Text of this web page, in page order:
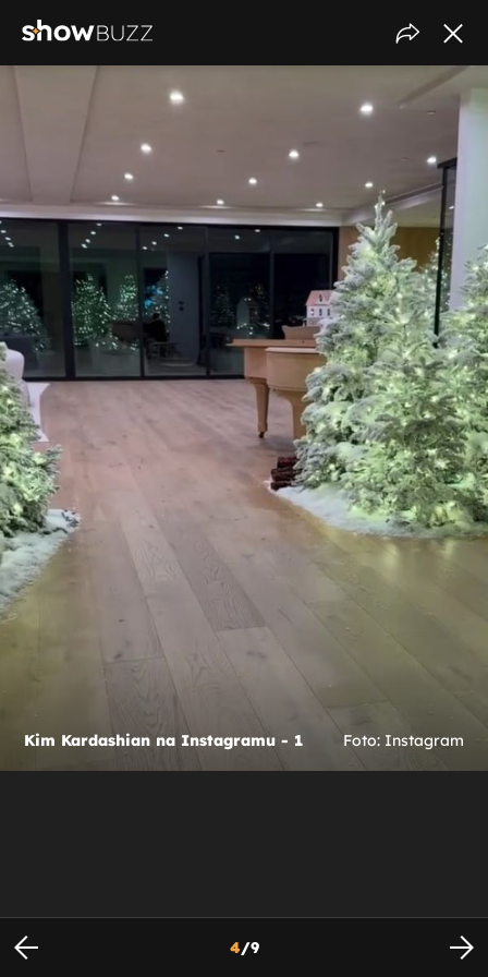
Kim Kardashian na Instagramu - 1 Foto: Instagram
4/9